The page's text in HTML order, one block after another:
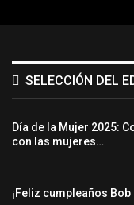
SELECCIÓN DEL
Día de la Mujer 2025:
con las mujeres…
¡Feliz cumpleaños Bob